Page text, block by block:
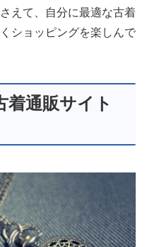
えて、自分に最適な古着
ショッピングを楽しんで
着通販サイト